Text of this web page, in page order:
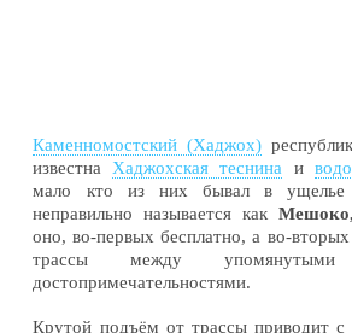
Каменномостский (Хаджох)
известна Хаджохская теснина и
мало кто из них бывал в
неправильно называется как
оно, во-первых бесплатно, а во-
трассы между
достопримечательностями.
Крутой подъём от трассы приводит с